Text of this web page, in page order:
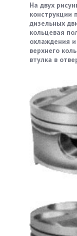
На двух
конструкции
дизельных
кольцевая
охлаждения и
верхнего
втулка в